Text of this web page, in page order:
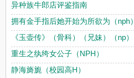
异种族牛郎店评鉴指南
拥有金手指后她开始为所欲为（nph）
《玉壶传》（骨科）（兄妹）（np）
重生之纨绔女公子（NPH）
静海旖旎（校园高H）